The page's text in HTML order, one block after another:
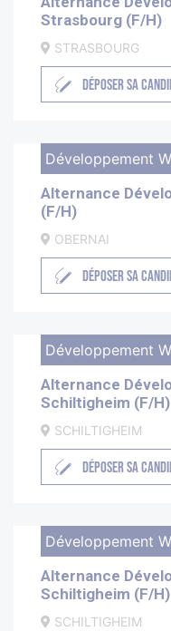
Strasbourg (F/H)
STRASBOURG
DÉPOSER SA
Développement
Alternance
(F/H)
OBERNAI
DÉPOSER SA
Développement
Alternance
Schiltigheim (F/H)
SCHILTIGHEIM
DÉPOSER SA
Développement
Alternance
Schiltigheim (F/H)
SCHILTIGHEIM